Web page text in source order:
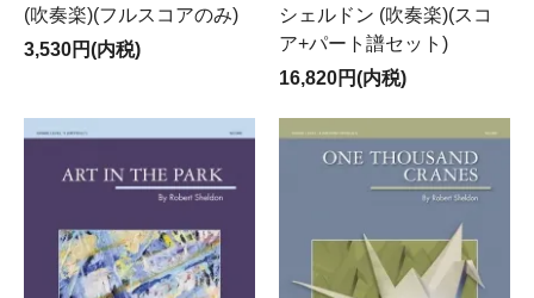
(吹奏楽)(フルスコアのみ)
3,530円(内税)
シェルドン (吹奏楽)(スコ
ア+パート譜セット)
16,820円(内税)